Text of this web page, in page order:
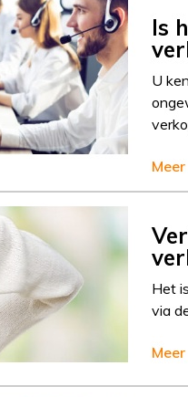
Is
U
Meer
Het
via
Meer